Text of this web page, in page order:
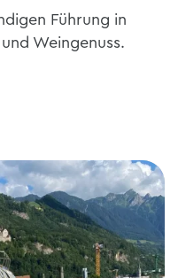
Führung in
Weingenuss.